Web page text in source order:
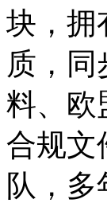
块，拥
质，
料、欧
合规文
队，